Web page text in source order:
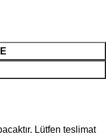
Lütfen teslimat